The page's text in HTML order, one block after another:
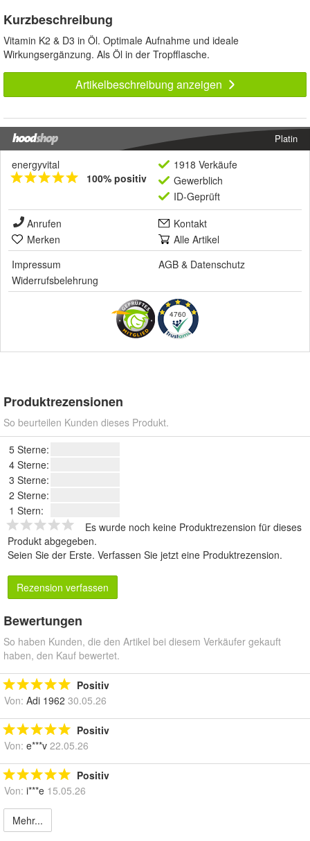
Kurzbeschreibung
Vitamin K2 & D3 in Öl. Optimale Aufnahme und ideale
Wirkungsergänzung. Als Öl in der Tropfflasche.
Artikelbeschreibung anzeigen
Platin
energyvital
100% positiv
1918 Verkäufe
Gewerblich
ID-Geprüft
Anrufen
Kontakt
Merken
Alle Artikel
Impressum
AGB & Datenschutz
Widerrufsbelehrung
4760
Produktrezensionen
So beurteilen Kunden dieses Produkt.
5 Sterne:
4 Sterne:
3 Sterne:
2 Sterne:
1 Stern:
Es wurde noch keine Produktrezension für dieses
Produkt abgegeben.
Seien Sie der Erste. Verfassen Sie jetzt eine Produktrezension.
Rezension verfassen
Bewertungen
So haben Kunden, die den Artikel bei diesem Verkäufer gekauft
haben, den Kauf bewertet.
Positiv
Von: Adi 1962 30.05.26
Positiv
Von: e***v 22.05.26
Positiv
Von: i***e 15.05.26
Mehr...